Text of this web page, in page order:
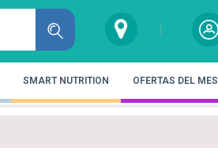
SMART NUTRITION OFERTAS DEL MES